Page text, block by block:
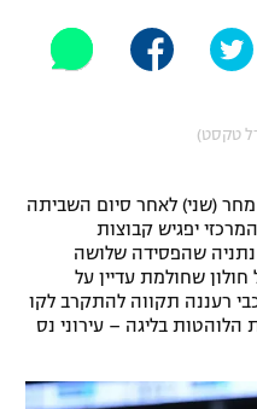
טקסט)
(שני) לאחר סיום השביתה
יפגיש קבוצות
נתניה שהפסידה שלושה
שחולמת עדיין על
רעננה תקווה להתקרב לקו
בליגה – עירוני נס